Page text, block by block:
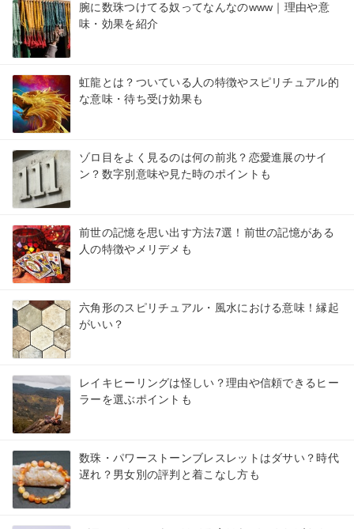
腕に数珠つけてる奴ってなんなのwww｜理由や意
味・効果を紹介
虹龍とは？ついている人の特徴やスピリチュアル的
な意味・待ち受け効果も
ゾロ目をよく見るのは何の前兆？恋愛進展のサイ
ン？数字別意味や見た時のポイントも
前世の記憶を思い出す方法7選！前世の記憶がある
人の特徴やメリデメも
六角形のスピリチュアル・風水における意味！縁起
がいい？
レイキヒーリングは怪しい？理由や信頼できるヒー
ラーを選ぶポイントも
数珠・パワーストーンブレスレットはダサい？時代
遅れ？男女別の評判と着こなし方も